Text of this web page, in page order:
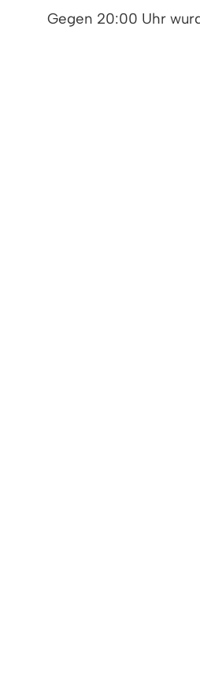
Gegen 20:00 Uhr